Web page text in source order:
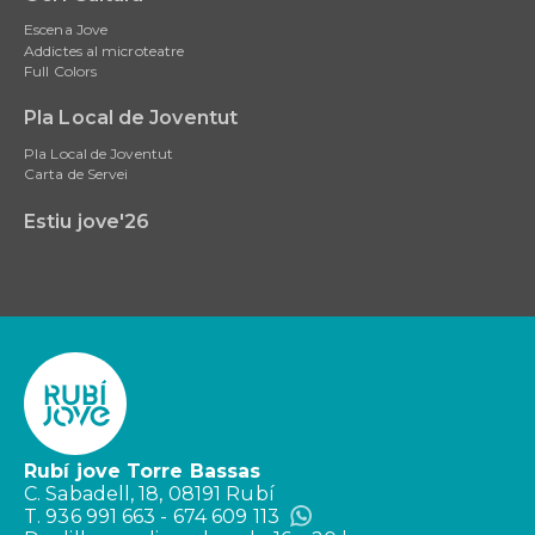
Escena Jove
Addictes al microteatre
Full Colors
Pla Local de Joventut
Pla Local de Joventut
Carta de Servei
Estiu jove'26
Rubí jove Torre Bassas
C. Sabadell, 18, 08191 Rubí
T. 936 991 663 - 674 609 113